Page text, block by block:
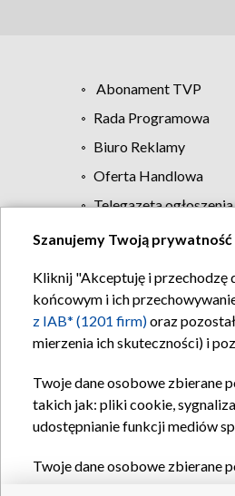
Abonament TVP
Rada Programowa
Biuro Reklamy
Oferta Handlowa
Telegazeta ogłoszenia
Szanujemy Twoją prywatność
Kliknij "Akceptuję i przechodzę
końcowym i ich
z IAB* (1201 firm)oraz
mierzenia ich skuteczności) i
Twoje dane osobowe zbierane
takich jak: pliki cookie,
udostępnianie funkcji mediów
Twoje dane osobowe zbierane